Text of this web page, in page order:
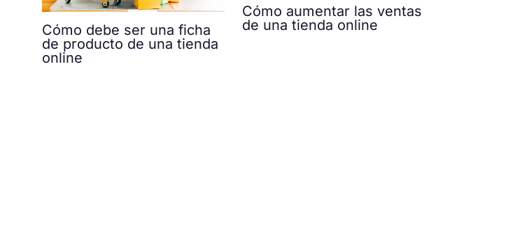
Cómo debe ser una ficha
de producto de una tienda
online
Cómo aumentar las ventas
de una tienda online